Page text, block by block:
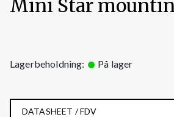
Mini Star
Lagerbeholdning: På lager
DATASHEET / FDV